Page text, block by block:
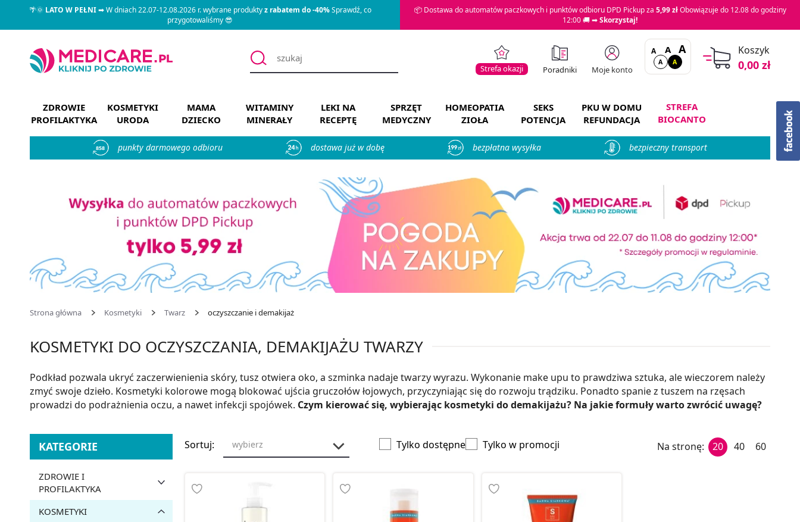
🌴🌞LATO W PEŁNI➡ W dniach 22.07-12.08.2026 r. wybrane produktyz rabatem do -40%Sprawdź, co
przygotowaliśmy 😎
📦 Dostawa do automatów paczkowych i punktów odbioru DPD Pickup za 5,99 złObowiązuje do 12.08 do godziny
12:00 🚚 ➡Skorzystaj!
Strefa okazji Poradniki Moje konto
A A A
A A
Koszyk
0,00 zł
ZDROWIE
PROFILAKTYKA
KOSMETYKI
URODA
MAMA
DZIECKO
WITAMINY
MINERAŁY
LEKI NA
RECEPTĘ
SPRZĘT
MEDYCZNY
HOMEOPATIA
ZIOŁA
SEKS
POTENCJA
PKU W DOMU
REFUNDACJA
STREFA
BIOCANTO
858 punkty darmowego odbioru dostawa już w dobę bezpłatna wysyłka bezpieczny transport
Strona główna Kosmetyki Twarz oczyszczanie i demakijaż
KOSMETYKI DO OCZYSZCZANIA, DEMAKIJAŻU TWARZY
Podkład pozwala ukryć zaczerwienienia skóry, tusz otwiera oko, a szminka nadaje twarzy wyrazu. Wykonanie make upu to prawdziwa sztuka, ale wieczorem należy
zmyć swoje dzieło. Kosmetyki kolorowe mogą blokować ujścia gruczołów łojowych, przyczyniając się do rozwoju trądziku. Ponadto spanie z tuszem na rzęsach
prowadzi do podrażnienia oczu, a nawet infekcji spojówek. Czym kierować się, wybierając kosmetyki do demakijażu? Na jakie formuły warto zwrócić uwagę?
KATEGORIE
ZDROWIE I
PROFILAKTYKA
KOSMETYKI
Sortuj: wybierz Tylko dostępne Tylko w promocji Na stronę: 20 40 60